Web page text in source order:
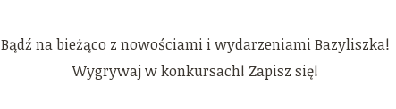
Bądź na bieżąco z nowościami i wydarzeniami Bazyliszka!
Wygrywaj w konkursach! Zapisz się!